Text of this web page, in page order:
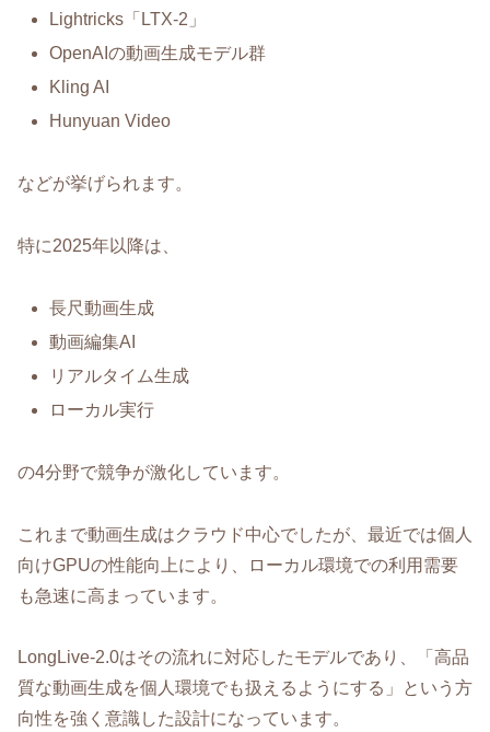
Lightricks「LTX-2」
OpenAIの動画生成モデル群
Kling AI
Hunyuan Video
などが挙げられます。
特に2025年以降は、
長尺動画生成
動画編集AI
リアルタイム生成
ローカル実行
の4分野で競争が激化しています。
これまで動画生成はクラウド中心でしたが、最近では個人
向けGPUの性能向上により、ローカル環境での利用需要
も急速に高まっています。
LongLive-2.0はその流れに対応したモデルであり、「高品
質な動画生成を個人環境でも扱えるようにする」という方
向性を強く意識した設計になっています。